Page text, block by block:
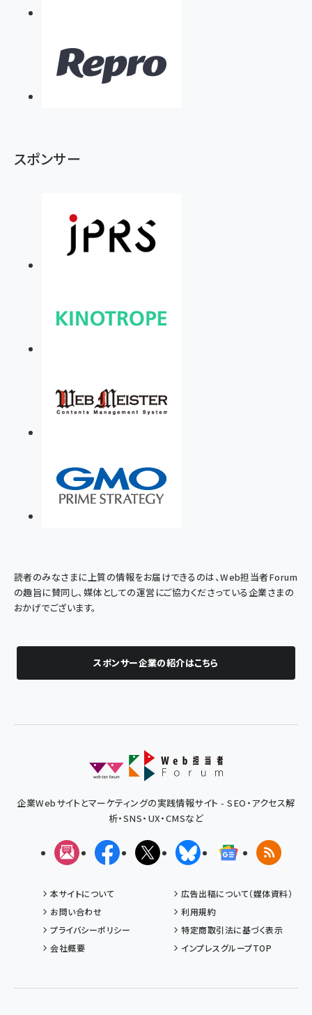
スポンサー
読者のみなさまに上質の情報をお届けできるのは、Web担当者Forum
の趣旨に賛同し、媒体としての運営にご協力くださっている企業さまの
おかげでございます。
スポンサー企業の紹介はこちら
企業Webサイトとマーケティングの実践情報サイト - SEO・アクセス解
析・SNS・UX・CMSなど
メルマガFacebookX(エックス)BlueskyGoogleニュ
RSS
本サイトについて
広告出稿について（媒体資料）
お問い合わせ
利用規約
プライバシーポリシー
特定商取引法に基づく表示
会社概要
インプレスグループTOP